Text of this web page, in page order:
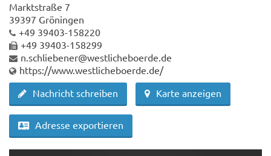
Marktstraße 7
39397 Gröningen
+49 39403-158220
+49 39403-158299
n.schliebener@westlicheboerde.de
https://www.westlicheboerde.de/
Nachricht schreiben
Karte anzeigen
Adresse exportieren